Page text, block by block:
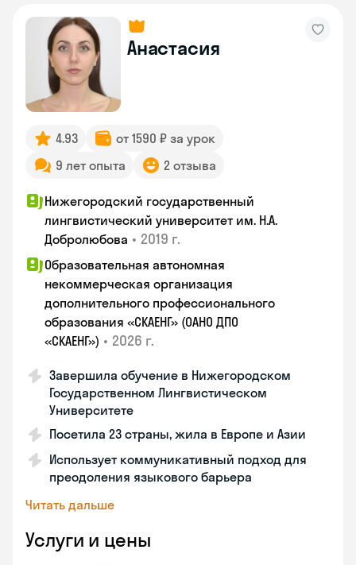
Анастасия
4.93
от 1590 ₽ за урок
9 лет опыта
2 отзыва
Нижегородский государственный
лингвистический университет им. Н.А.
Добролюбова • 2019 г.
Образовательная автономная
некоммерческая организация
дополнительного профессионального
образования «СКАЕНГ» (ОАНО ДПО
«СКАЕНГ») • 2026 г.
Завершила обучение в Нижегородском
Государственном Лингвистическом
Университете
Посетила 23 страны, жила в Европе и Азии
Использует коммуникативный подход для
преодоления языкового барьера
Читать дальше
Услуги и цены